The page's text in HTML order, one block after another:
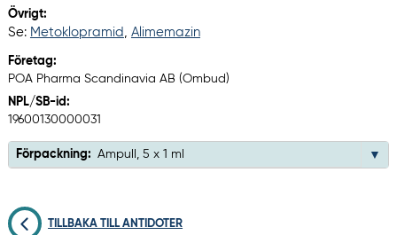
Övrigt:
Se: Metoklopramid , Alimemazin
Företag:
POA Pharma Scandinavia AB (Ombud)
NPL/SB-id:
19600130000031
Förpackning: Ampull, 5 x 1 ml
TILLBAKA TILL ANTIDOTER